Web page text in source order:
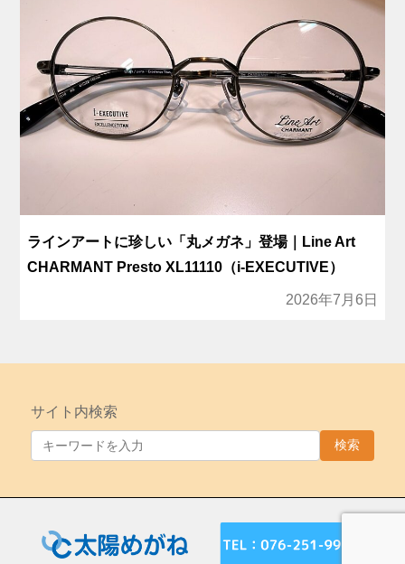
ラインアートに珍しい「丸メガネ」登場｜Line Art
CHARMANT Presto XL11110（i-EXECUTIVE）
2026年7月6日
サイト内検索
検索